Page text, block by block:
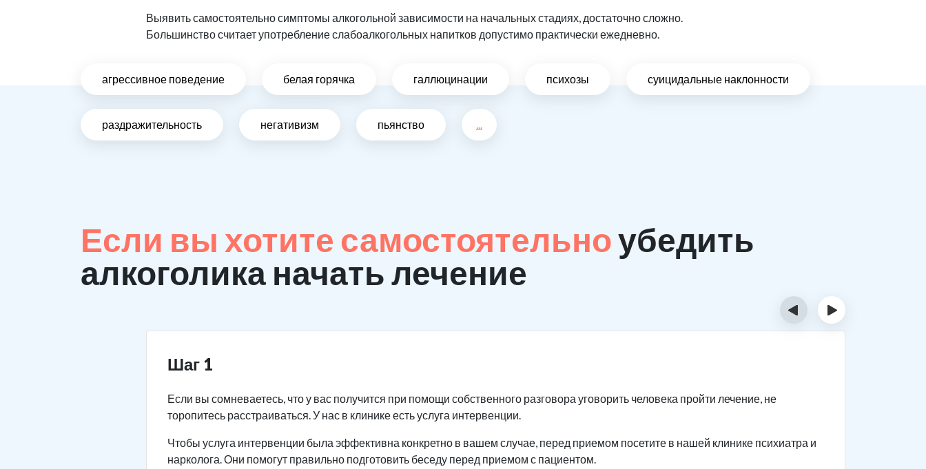
Выявить самостоятельно симптомы алкогольной зависимости на начальных стадиях, достаточно сложно.
Большинство считает употребление слабоалкогольных напитков допустимо практически ежедневно.
агрессивное поведение белая горячка галлюцинации психозы суицидальные наклонности
раздражительность негативизм пьянство ...
Если вы хотите самостоятельноубедить
алкоголика начать лечение
Шаг 1
Если вы сомневаетесь, что у вас получится при помощи собственного разговора уговорить человека пройти лечение, не
торопитесь расстраиваться. У нас в клинике есть услуга интервенции.
Чтобы услуга интервенции была эффективна конкретно в вашем случае, перед приемом посетите в нашей клинике психиатра и
нарколога. Они помогут правильно подготовить беседу перед приемом с пациентом.
‹ ›